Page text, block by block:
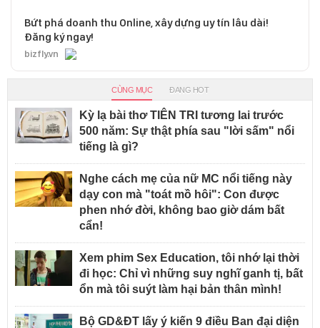
Bứt phá doanh thu Online, xây dựng uy tín lâu dài!
Đăng ký ngay!
bizfly.vn
CÙNG MỤC ĐANG HOT
Kỳ lạ bài thơ TIÊN TRI tương lai trước
500 năm: Sự thật phía sau "lời sấm" nổi
tiếng là gì?
Nghe cách mẹ của nữ MC nổi tiếng này
dạy con mà "toát mồ hôi": Con được
phen nhớ đời, không bao giờ dám bất
cẩn!
Xem phim Sex Education, tôi nhớ lại thời
đi học: Chỉ vì những suy nghĩ ganh tị, bất
ổn mà tôi suýt làm hại bản thân mình!
Bộ GD&ĐT lấy ý kiến 9 điều Ban đại diện